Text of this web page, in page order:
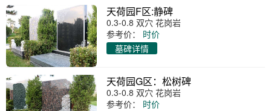
天荷园F区:静碑
0.3-0.8 双穴 花岗岩
参考价：
时价
墓碑详情
天荷园G区：松树碑
0.3-0.8 双穴 花岗岩
参考价：
时价